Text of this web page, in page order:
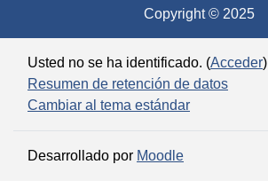
Copyright © 2025
Usted no se ha identificado. (Acceder)
Resumen de retención de datos
Cambiar al tema estándar
Desarrollado por Moodle